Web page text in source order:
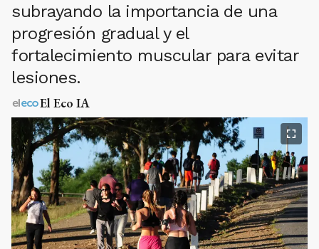
subrayando la importancia de una
progresión gradual y el
fortalecimiento muscular para evitar
lesiones.
El Eco IA